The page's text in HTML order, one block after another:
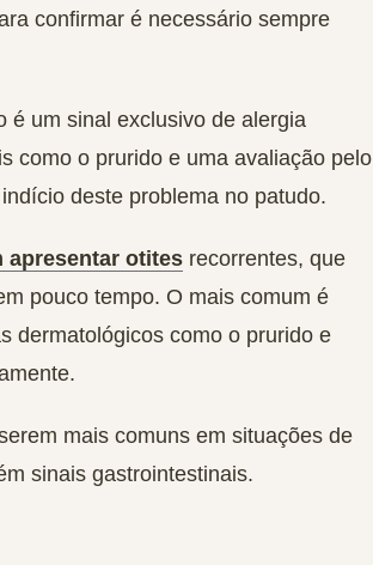
confirmar é necessário sempre
é um sinal exclusivo de alergia
como o prurido e uma avaliação pelo
deste problema no patudo.
apresentar otites recorrentes, que
pouco tempo. O mais comum é
dermatológicos como o prurido e
mais comuns em situações de
sinais gastrointestinais.